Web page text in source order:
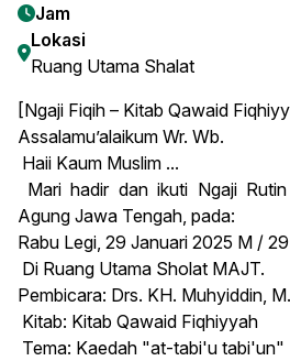
Jam
Lokasi
Ruang Utama Shalat
[Ngaji Fiqih – Kitab Qawaid
Assalamu’alaikum Wr. Wb.
Haii Kaum Muslim ...
Mari hadir dan ikuti Ngaji
Agung Jawa Tengah, pada:
Rabu Legi, 29 Januari 2025 M /
Di Ruang Utama Sholat MAJT.
Pembicara: Drs. KH. Muhyiddin,
Kitab: Kitab Qawaid Fiqhiyyah
Tema: Kaedah "at-tabi'u tabi'un"